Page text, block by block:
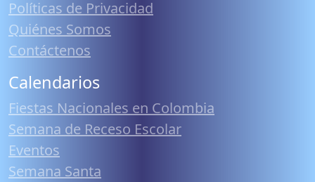
Políticas de Privacidad
Quiénes Somos
Contáctenos
Calendarios
Fiestas Nacionales en Colombia
Semana de Receso Escolar
Eventos
Semana Santa